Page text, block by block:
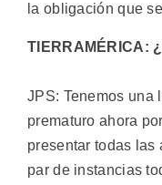
la obligación que
TIERRAMÉRICA:
JPS: Tenemos una
prematuro ahora
presentar todas las
par de instancias